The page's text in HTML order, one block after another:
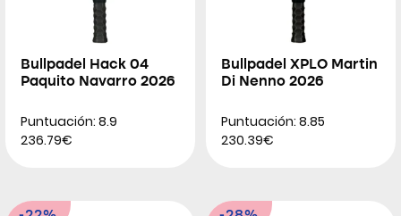
Bullpadel Hack 04
Paquito Navarro 2026
Puntuación: 8.9
236.79€
Bullpadel XPLO Martin
Di Nenno 2026
Puntuación: 8.85
230.39€